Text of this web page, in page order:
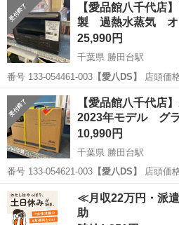
【愛品館八千代
製 過熱水蒸気 オ
25,990円
千葉県 勝田台駅
番号 133-054461-003【愛八DS】 店頭価
千葉 八千代市 勝田台駅 キッ
【愛品館八千代
2023年モデル グ
10,990円
千葉県 勝田台駅
番号 133-054621-003【愛八DS】 店頭価
千葉 八千代市 勝田台駅 キッ
≪月収22万円・派
助